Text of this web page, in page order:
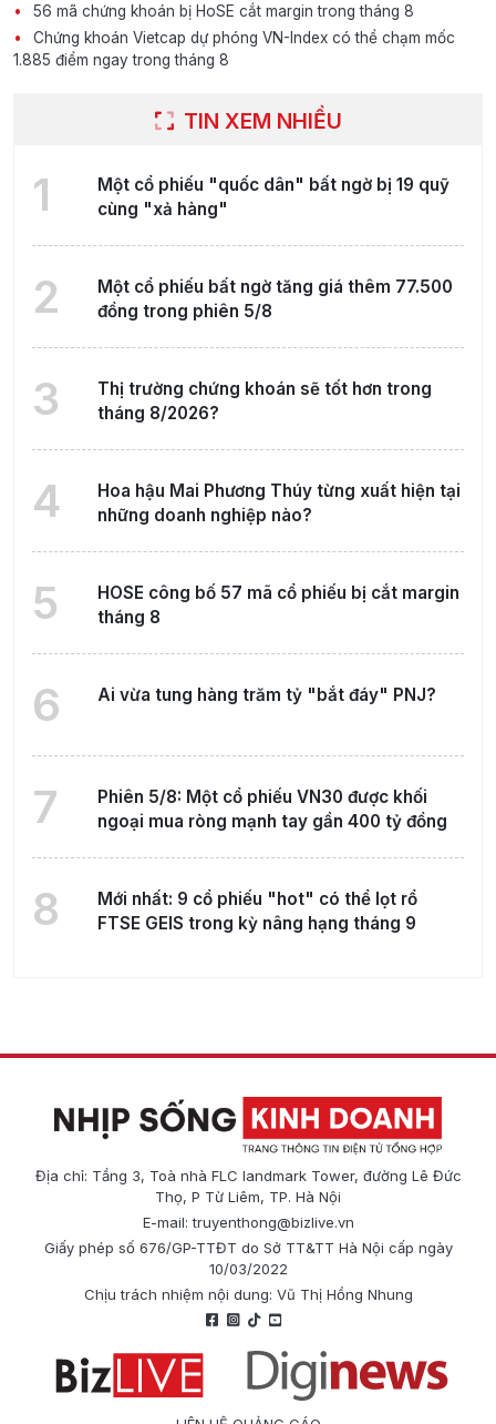
56 mã chứng khoán bị HoSE cắt margin trong tháng 8
Chứng khoán Vietcap dự phóng VN-Index có thể chạm mốc
1.885 điểm ngay trong tháng 8
TIN XEM NHIỀU
1
Một cổ phiếu "quốc dân" bất ngờ bị 19 quỹ
cùng "xả hàng"
2
Một cổ phiếu bất ngờ tăng giá thêm 77.500
đồng trong phiên 5/8
3
Thị trường chứng khoán sẽ tốt hơn trong
tháng 8/2026?
4
Hoa hậu Mai Phương Thúy từng xuất hiện tại
những doanh nghiệp nào?
5
HOSE công bố 57 mã cổ phiếu bị cắt margin
tháng 8
6 Ai vừa tung hàng trăm tỷ "bắt đáy" PNJ?
7
Phiên 5/8: Một cổ phiếu VN30 được khối
ngoại mua ròng mạnh tay gần 400 tỷ đồng
8
Mới nhất: 9 cổ phiếu "hot" có thể lọt rổ
FTSE GEIS trong kỳ nâng hạng tháng 9
Địa chỉ: Tầng 3, Toà nhà FLC landmark Tower, đường Lê Đức
Thọ, P Từ Liêm, TP. Hà Nội
E-mail:truyenthong@bizlive.vn
Giấy phép số 676/GP-TTĐT do Sở TT&TT Hà Nội cấp ngày
10/03/2022
Chịu trách nhiệm nội dung: Vũ Thị Hồng Nhung